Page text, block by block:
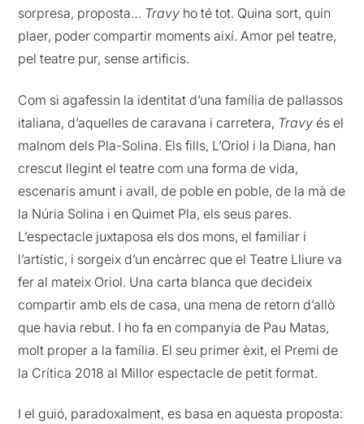
sorpresa, proposta… Travy ho té tot. Quina sort, quin
plaer, poder compartir moments així. Amor pel teatre,
pel teatre pur, sense artificis.
Com si agafessin la identitat d’una família de pallassos
italiana, d’aquelles de caravana i carretera, Travy és el
malnom dels Pla-Solina. Els fills, L’Oriol i la Diana, han
crescut llegint el teatre com una forma de vida,
escenaris amunt i avall, de poble en poble, de la mà de
la Núria Solina i en Quimet Pla, els seus pares.
L’espectacle juxtaposa els dos mons, el familiar i
l’artístic, i sorgeix d’un encàrrec que el Teatre Lliure va
fer al mateix Oriol. Una carta blanca que decideix
compartir amb els de casa, una mena de retorn d’allò
que havia rebut. I ho fa en companyia de Pau Matas,
molt proper a la família. El seu primer èxit, el Premi de
la Crítica 2018 al Millor espectacle de petit format.
I el guió, paradoxalment, es basa en aquesta proposta: